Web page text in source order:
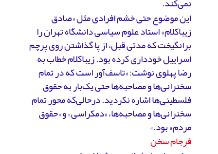
نمی‌کند.
این موضوع حتی خشم افرادی مثل «صادق
زیباکلام» استاد علوم سیاسی دانشگاه تهران را
برانگیخت که مدتی قبل، از پا گذاشتن روی پرچم
اسراییل خودداری کرده بود. زیباکلام خطاب به
رضا پهلوی نوشت: «تاسف‌آور است که در تمام
سخنرانی‌ها و مصاحبه‌ها حتی یک‌بار به حقوق
فلسطینی‌ها اشاره نکردید. درحالی‌که محور تمام
سخنرانی‌ها و مصاحبه‌ها، «دمکراسی» و «حقوق
مردم» بود.»
فرجام سخن